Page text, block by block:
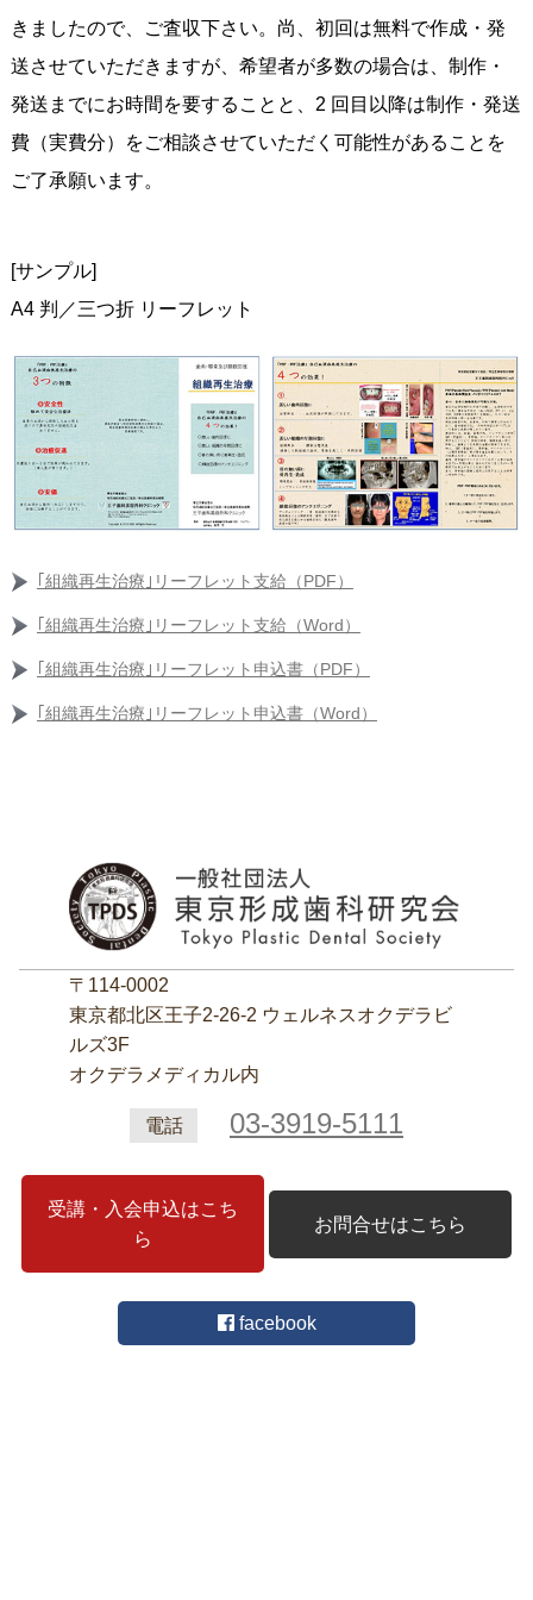
きましたので、ご査収下さい。尚、初回は無料で作成・発
送させていただきますが、希望者が多数の場合は、制作・
発送までにお時間を要することと、2 回目以降は制作・発送
費（実費分）をご相談させていただく可能性があることを
ご了承願います。
[サンプル]
A4 判／三つ折 リーフレット
｢組織再生治療｣リーフレット支給（PDF）
｢組織再生治療｣リーフレット支給（Word）
｢組織再生治療｣リーフレット申込書（PDF）
｢組織再生治療｣リーフレット申込書（Word）
〒114-0002
東京都北区王子2‐26‐2 ウェルネスオクデラビ
ルズ3F
オクデラメディカル内
電話 03-3919-5111
受講・入会申込はこち
ら
お問合せはこちら
facebook